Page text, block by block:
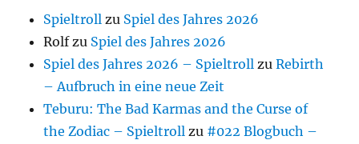
Spieltroll zu Spiel des Jahres 2026
Rolfzu Spiel des Jahres 2026
Spiel des Jahres 2026 – Spieltroll zuRebirth
– Aufbruch in eine neue Zeit
Teburu: The Bad Karmas and the Curse of
the Zodiac – Spieltroll zu #022 Blogbuch –